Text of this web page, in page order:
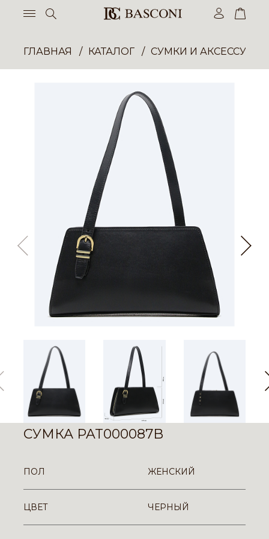
ГЛАВНАЯ КАТАЛОГ СУМКИ И
СУМКА PAT000087B
ПОЛ ЖЕНСКИЙ
ЦВЕТ ЧЕРНЫЙ